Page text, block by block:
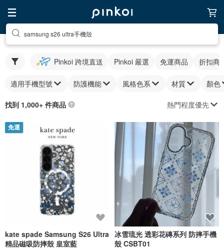
samsung s26 ultra手機殼
Pinkoi 跨境直送 Pinkoi 嚴選 免運商品 折扣商
適用手機型號 防護機能 風格色系 材質 顏色
找到 1,000+ 件商品 熱門程度優先
免運
kate spade Samsung S26 Ultra
精品磁吸防摔殼 皇室藍
冰雪琉光 透彩花磚系列 防摔手機
殼 CSBT01